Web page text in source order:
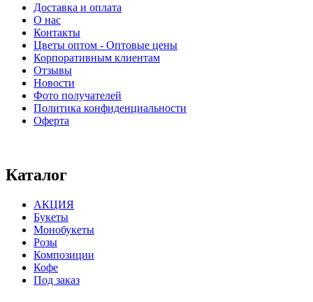
Доставка и оплата
О нас
Контакты
Цветы оптом - Оптовые цены
Корпоративным клиентам
Отзывы
Новости
Фото получателей
Политика конфиденциальности
Оферта
Каталог
АКЦИЯ
Букеты
Монобукеты
Розы
Композиции
Кофе
Под заказ